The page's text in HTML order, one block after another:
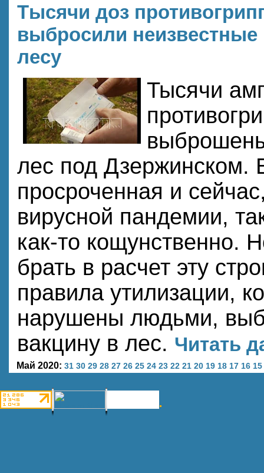
Тысячи доз
выбросили
лесу
Тысячи
лес под Дзержинском.
просроченная и
вирусной пандемии,
как-то кощунственно.
брать в расчет эту
правила утилизации,
нарушены людьми,
вакцину в лес. Читать
Май 2020: 31 30 29 28 27 26 25 24 23 22 21 20 19 18 17 16 15